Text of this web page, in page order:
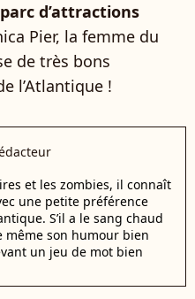
parc d’attractions
Pier, la femme du
de très bons
l’Atlantique !
et les zombies, il connaît
une petite préférence
S’il a le sang chaud
même son humour bien
un jeu de mot bien